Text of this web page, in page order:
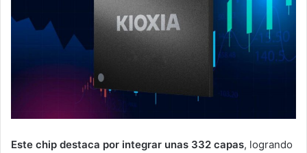
Este chip destaca por integrar unas 332 capas, logrando